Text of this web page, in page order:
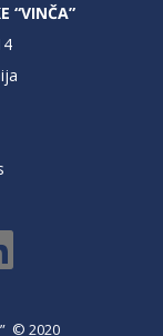
“VINČA”
© 2020